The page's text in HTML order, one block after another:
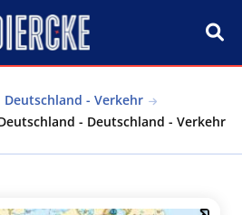
Deutschland - Verkehr
- Deutschland - Verkehr